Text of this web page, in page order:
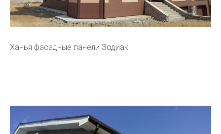
Ханья фасадные панели Зодиак